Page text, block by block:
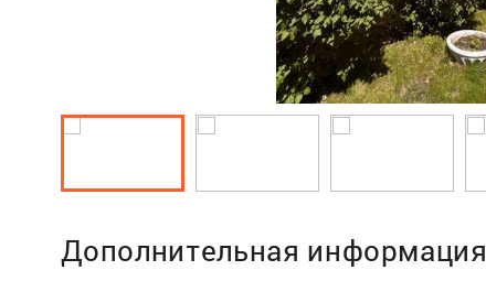
Дополнительная информация